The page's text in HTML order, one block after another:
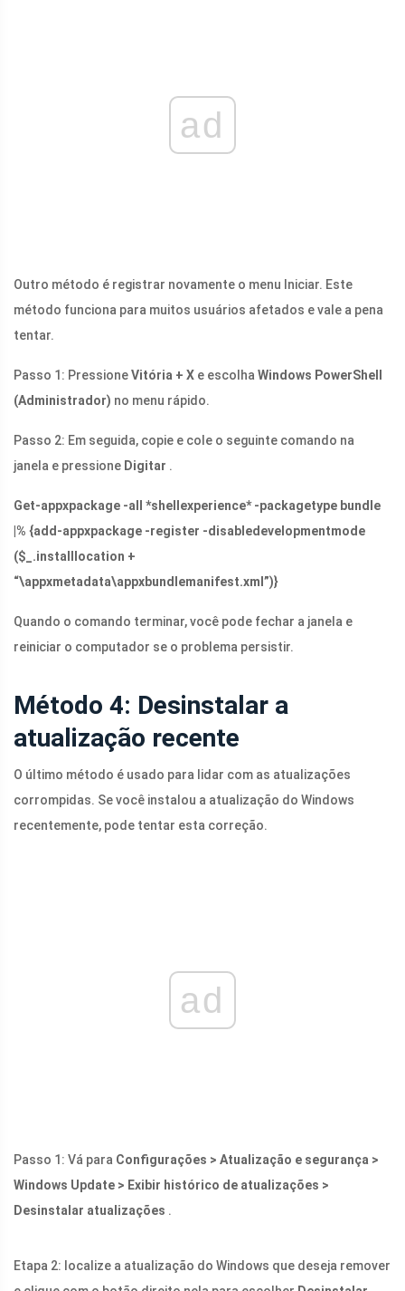
ad
Outro método é registrar novamente o menu Iniciar. Este
método funciona para muitos usuários afetados e vale a pena
tentar.
Passo 1: PressioneVitória + X e escolha Windows PowerShell
(Administrador) no menu rápido.
Passo 2: Em seguida, copie e cole o seguinte comando na
janela e pressione Digitar .
Get-appxpackage -all *shellexperience* -packagetype bundle
|% {add-appxpackage -register -disabledevelopmentmode
($_.installlocation +
“\appxmetadata\appxbundlemanifest.xml ”)}
Quando o comando terminar, você pode fechar a janela e
reiniciar o computador se o problema persistir.
Método 4: Desinstalar a
atualização recente
O último método é usado para lidar com as atualizações
corrompidas. Se você instalou a atualização do Windows
recentemente, pode tentar esta correção.
ad
Passo 1: Vá para Configurações > Atualização e segurança >
Windows Update > Exibir histórico de atualizações >
Desinstalar atualizações .
Etapa 2: localize a atualização do Windows que deseja remover